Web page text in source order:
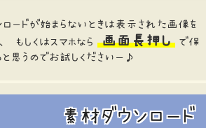
ードが始まらないときは表示された画像を
、 もしくはスマホなら 画面長押し
で保
思うのでお試しくださいー♪
素材ダウンロード